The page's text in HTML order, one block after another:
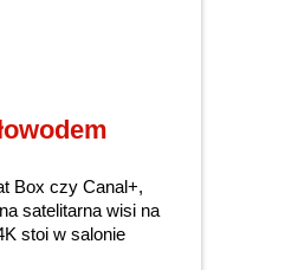
Box czy Canal+,
satelitarna wisi na
stoi w salonie